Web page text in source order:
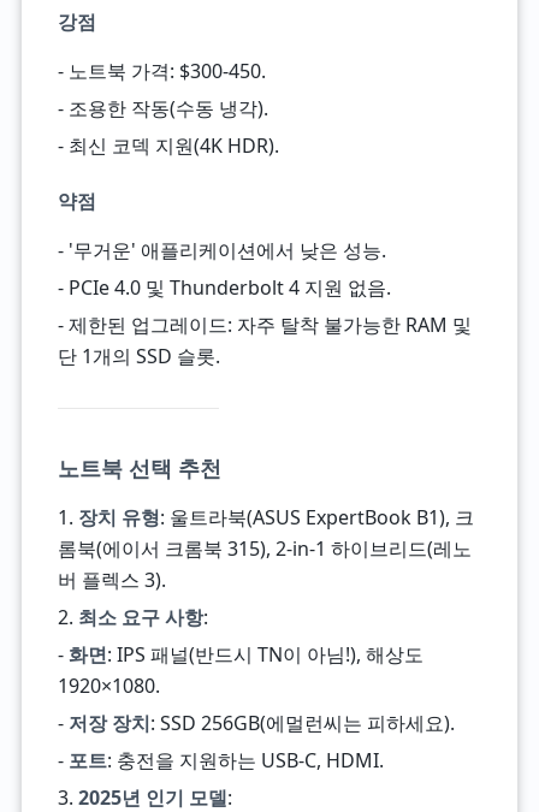
강점
- 노트북 가격: $300-450.
- 조용한 작동(수동 냉각).
- 최신 코덱 지원(4K HDR).
약점
- '무거운' 애플리케이션에서 낮은 성능.
- PCIe 4.0 및 Thunderbolt 4 지원 없음.
- 제한된 업그레이드: 자주 탈착 불가능한 RAM 및
단 1개의 SSD 슬롯.
노트북 선택 추천
1. 장치 유형: 울트라북(ASUS ExpertBook B1), 크
롬북(에이서 크롬북 315), 2-in-1 하이브리드(레노
버 플렉스 3).
2. 최소 요구 사항:
-화면: IPS 패널(반드시 TN이 아님!), 해상도
1920×1080.
- 저장 장치: SSD 256GB(에멀런씨는 피하세요).
- 포트: 충전을 지원하는 USB-C, HDMI.
3. 2025년 인기 모델: